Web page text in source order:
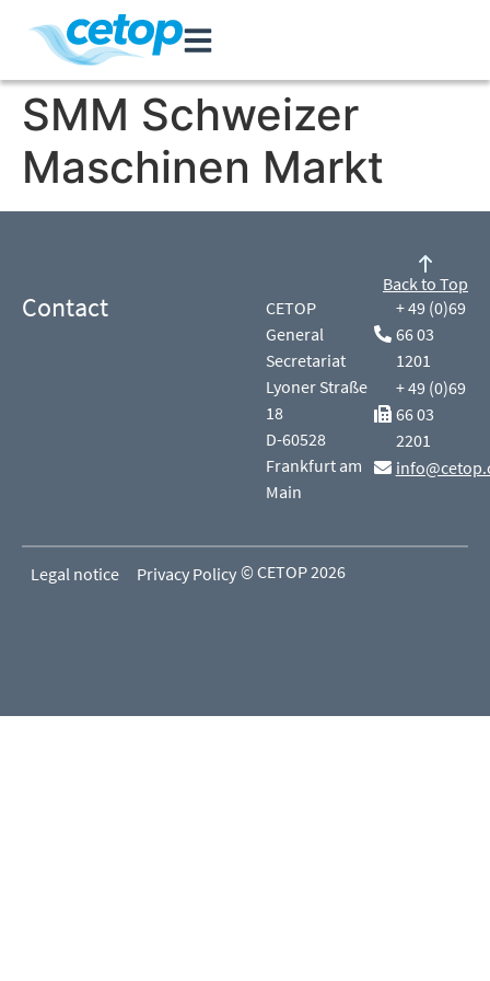
SMM Schweizer
Maschinen Markt
Contact
CETOP
General
Secretariat
Lyoner Straße
18
D-60528
Frankfurt am
Main
+ 49 (0)69
66 03
1201
+ 49 (0)69
66 03
2201
Back to Top
Legal notice Privacy Policy © CETOP 2026